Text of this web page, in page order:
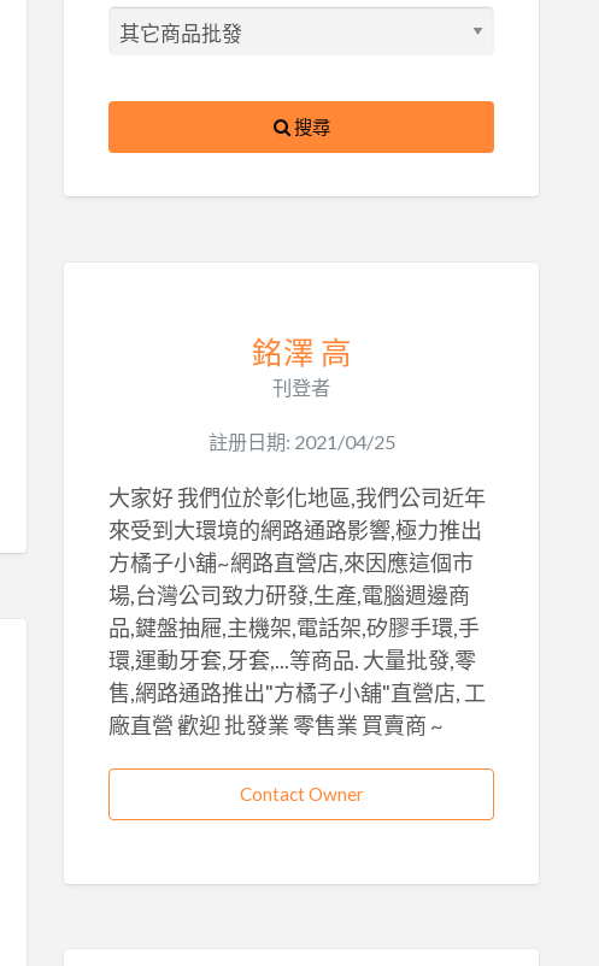
搜尋
銘澤 高
刊登者
註册日期: 2021/04/25
大家好 我們位於彰化地區,我們公司近年
來受到大環境的網路通路影響,極力推出
方橘子小舖~網路直營店,來因應這個市
場,台灣公司致力研發,生產,電腦週邊商
品,鍵盤抽屜,主機架,電話架,矽膠手環,手
環,運動牙套,牙套,...等商品. 大量批發,零
售,網路通路推出"方橘子小舖"直營店, 工
廠直營 歡迎 批發業 零售業 買賣商 ~
Contact Owner